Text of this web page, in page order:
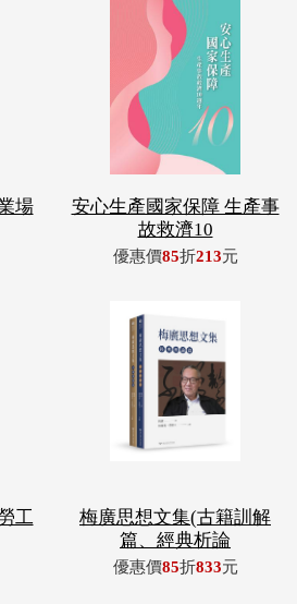
場
安心生產國家保障 生產事
故救濟10
優惠價85折213元
工
梅廣思想文集(古籍訓解
篇、經典析論
優惠價85折833元